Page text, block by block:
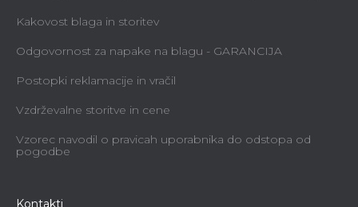
Kakovost blaga in storitev
Odgovornost za napake na blagu - GARANCIJA
Postopki reklamacije in vračil
Vzdrževalne storitve in cene
Vzorec navodil o pravicah uporabnika do odstopa od
pogodbe
Kontakti